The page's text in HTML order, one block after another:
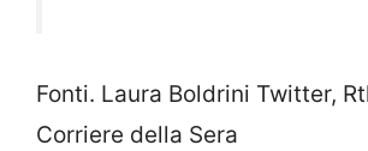
Fonti. Laura Boldrini Twitter,
Corriere della Sera